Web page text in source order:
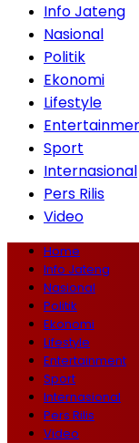
Info Jateng
Nasional
Politik
Ekonomi
Lifestyle
Sport
Internasional
Pers Rilis
Video
Home
Info Jateng
Nasional
Politik
Ekonomi
Lifestyle
Entertainment
Sport
Internasional
Pers Rilis
Video